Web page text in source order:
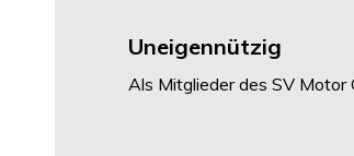
Uneigennützig
Als Mitglieder des SV Motor